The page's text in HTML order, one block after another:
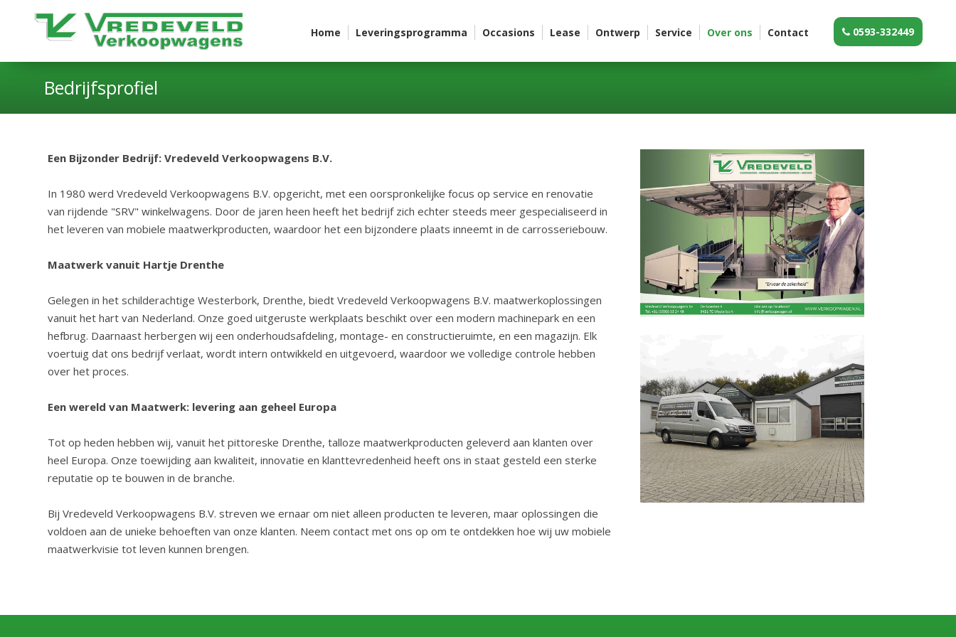
0593-332449
Home Leveringsprogramma Occasions Lease Ontwerp Service Over ons Contact
Bedrijfsprofiel
Een Bijzonder Bedrijf: Vredeveld Verkoopwagens B.V.
In 1980 werd Vredeveld Verkoopwagens B.V. opgericht, met een oorspronkelijke focus op service en renovatie
van rijdende "SRV" winkelwagens. Door de jaren heen heeft het bedrijf zich echter steeds meer gespecialiseerd in
het leveren van mobiele maatwerkproducten, waardoor het een bijzondere plaats inneemt in de carrosseriebouw.
Maatwerk vanuit Hartje Drenthe
Gelegen in het schilderachtige Westerbork, Drenthe, biedt Vredeveld Verkoopwagens B.V. maatwerkoplossingen
vanuit het hart van Nederland. Onze goed uitgeruste werkplaats beschikt over een modern machinepark en een
hefbrug. Daarnaast herbergen wij een onderhoudsafdeling, montage- en constructieruimte, en een magazijn. Elk
voertuig dat ons bedrijf verlaat, wordt intern ontwikkeld en uitgevoerd, waardoor we volledige controle hebben
over het proces.
Een wereld van Maatwerk: levering aan geheel Europa
Tot op heden hebben wij, vanuit het pittoreske Drenthe, talloze maatwerkproducten geleverd aan klanten over
heel Europa. Onze toewijding aan kwaliteit, innovatie en klanttevredenheid heeft ons in staat gesteld een sterke
reputatie op te bouwen in de branche.
Bij Vredeveld Verkoopwagens B.V. streven we ernaar om niet alleen producten te leveren, maar oplossingen die
voldoen aan de unieke behoeften van onze klanten. Neem contact met ons op om te ontdekken hoe wij uw mobiele
maatwerkvisie tot leven kunnen brengen.